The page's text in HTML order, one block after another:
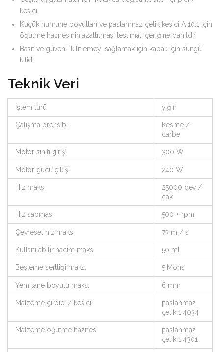
kesici
Küçük numune boyutları ve paslanmaz çelik kesici A 10.1 için
öğütme haznesinin azaltılması teslimat içeriğine dahildir
Basit ve güvenli kilitlemeyi sağlamak için kapak için süngü
kilidi
Teknik Veri
İşlem türü yığın
Çalışma prensibi
Kesme /
darbe
Motor sınıfı girişi 300 W
Motor gücü çıkışı 240 W
Hız maks.
25000 dev /
dak
Hız sapması 500 ± rpm
Çevresel hız maks. 73 m / s
Kullanılabilir hacim maks. 50 ml
Besleme sertliği maks. 5 Mohs
Yem tane boyutu maks. 6 mm
Malzeme çırpıcı / kesici
paslanmaz
çelik 1.4034
Malzeme öğütme haznesi
paslanmaz
çelik 1.4301